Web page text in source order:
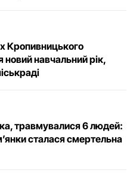
Кропивницького
новий навчальний рік,
травмувалися 6 людей:
сталася смертельна